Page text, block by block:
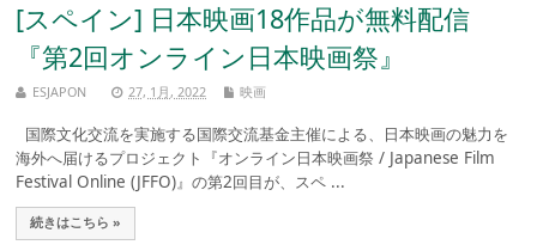
[スペイン] 日本映画18作品が無料配信
『第2回オンライン日本映画祭』
ESJAPON 27, 1月, 2022 映画
国際文化交流を実施する国際交流基金主催による、日本映画の魅力を
海外へ届けるプロジェクト『オンライン日本映画祭 / Japanese Film
Festival Online (JFFO)』の第2回目が、スペ ...
続きはこちら »